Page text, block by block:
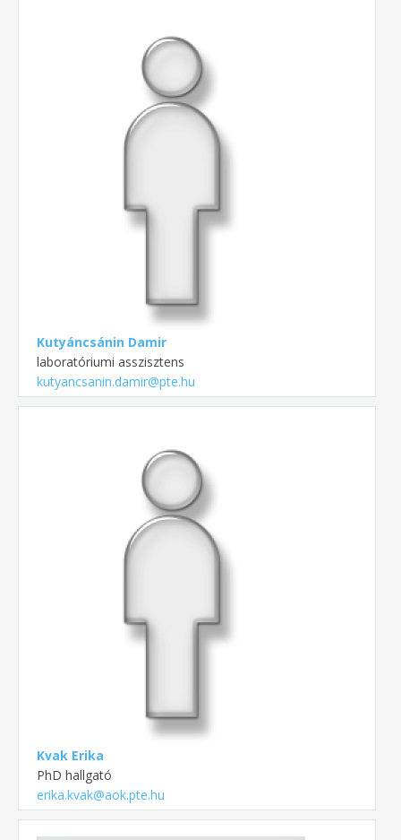
Kutyáncsánin Damir
laboratóriumi asszisztens
kutyancsanin.damir@pte.hu
Kvak Erika
PhD hallgató
erika.kvak@aok.pte.hu